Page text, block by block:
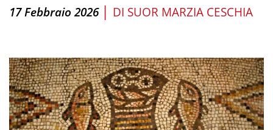
17 Febbraio 2026 | DI SUOR MARZIA CESCHIA